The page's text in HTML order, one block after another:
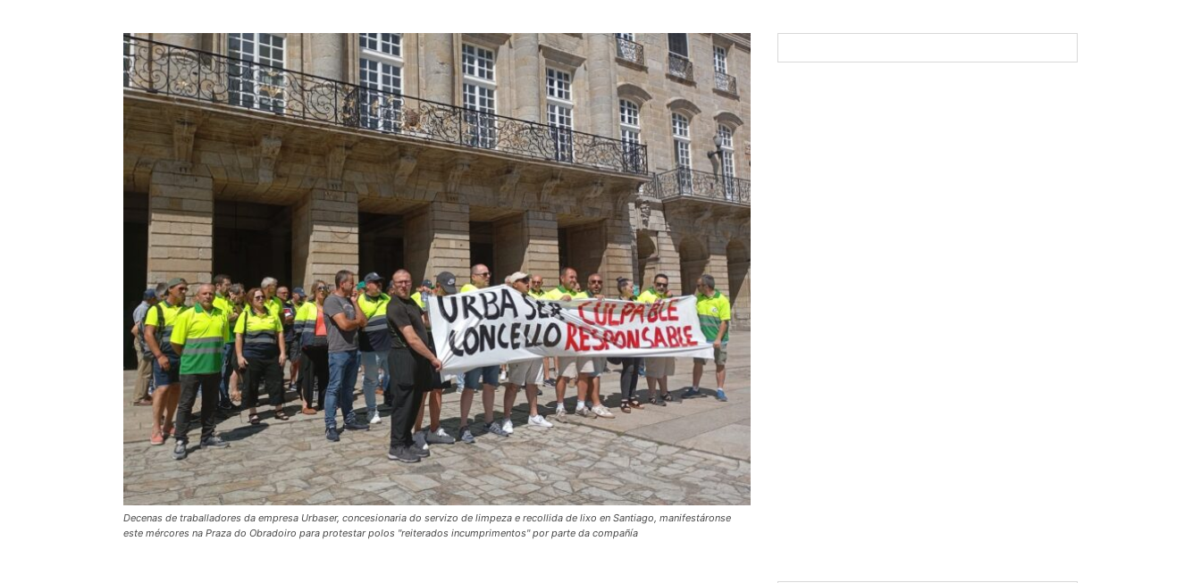
Decenas de traballadores da empresa Urbaser, concesionaria do servizo de limpeza e recollida de lixo en Santiago, manifestáronse
este mércores na Praza do Obradoiro para protestar polos "reiterados incumprimentos" por parte da compañía